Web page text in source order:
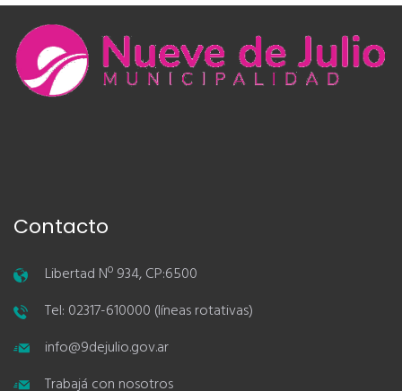
Contacto
Libertad Nº 934, CP:6500
Tel: 02317-610000 (líneas rotativas)
info@9dejulio.gov.ar
Trabajá con nosotros